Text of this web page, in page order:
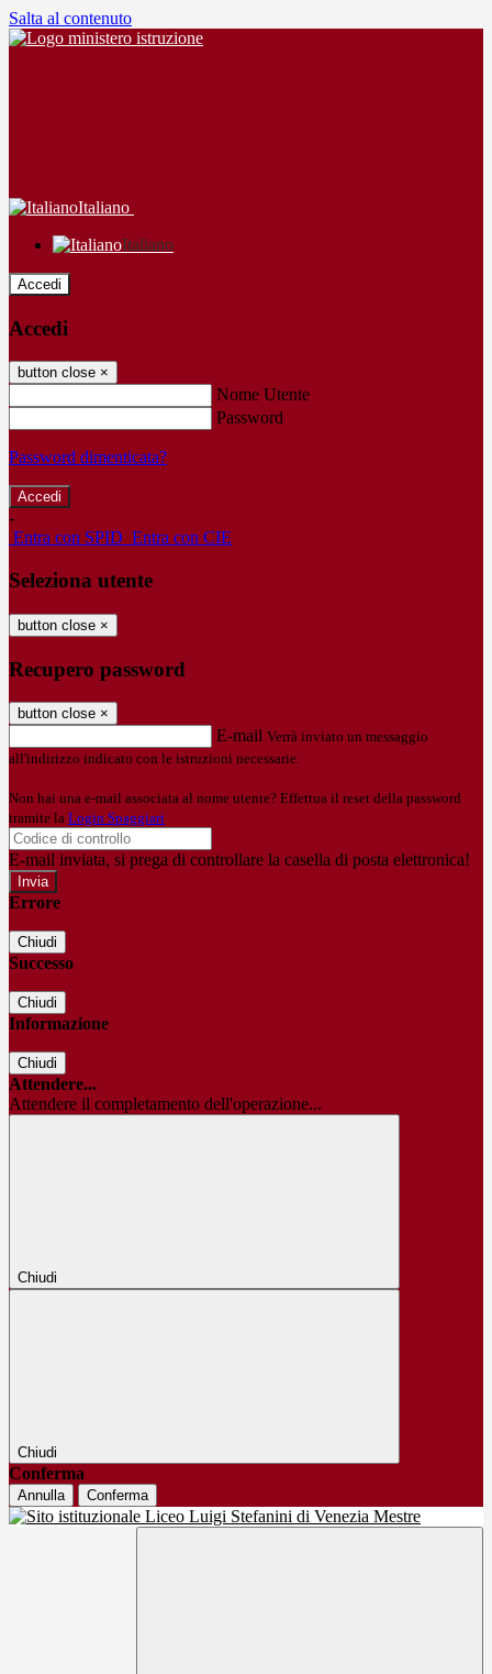
Salta al contenuto
Italiano
Italiano
Accedi
Accedi
button close ×
Nome Utente
Password
Password dimenticata?
-
Entra con SPID Entra con CIE
Seleziona utente
button close ×
Recupero password
button close ×
E-mail Verrà inviato un messaggio
all'indirizzo indicato con le istruzioni necessarie.
Non hai una e-mail associata al nome utente? Effettua il reset della password
tramite la Login Spaggiari
E-mail inviata, si prega di controllare la casella di posta elettronica!
Errore
Chiudi
Successo
Chiudi
Informazione
Chiudi
Attendere...
Attendere il completamento dell'operazione...
Chiudi
Chiudi
Conferma
Annulla Conferma